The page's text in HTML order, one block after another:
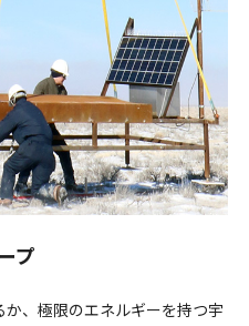
プ
、極限のエネルギーを持つ宇